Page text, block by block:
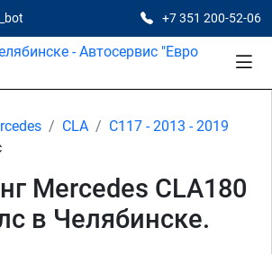
+7 351 200-52-06
CLA
C117 - 2013 - 2019
Mercedes CLA180
в Челябинске.